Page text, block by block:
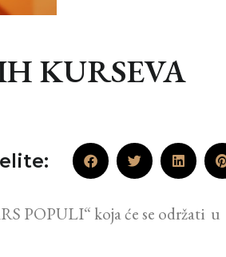
KURSEVA
POPULI“ koja će se održati u